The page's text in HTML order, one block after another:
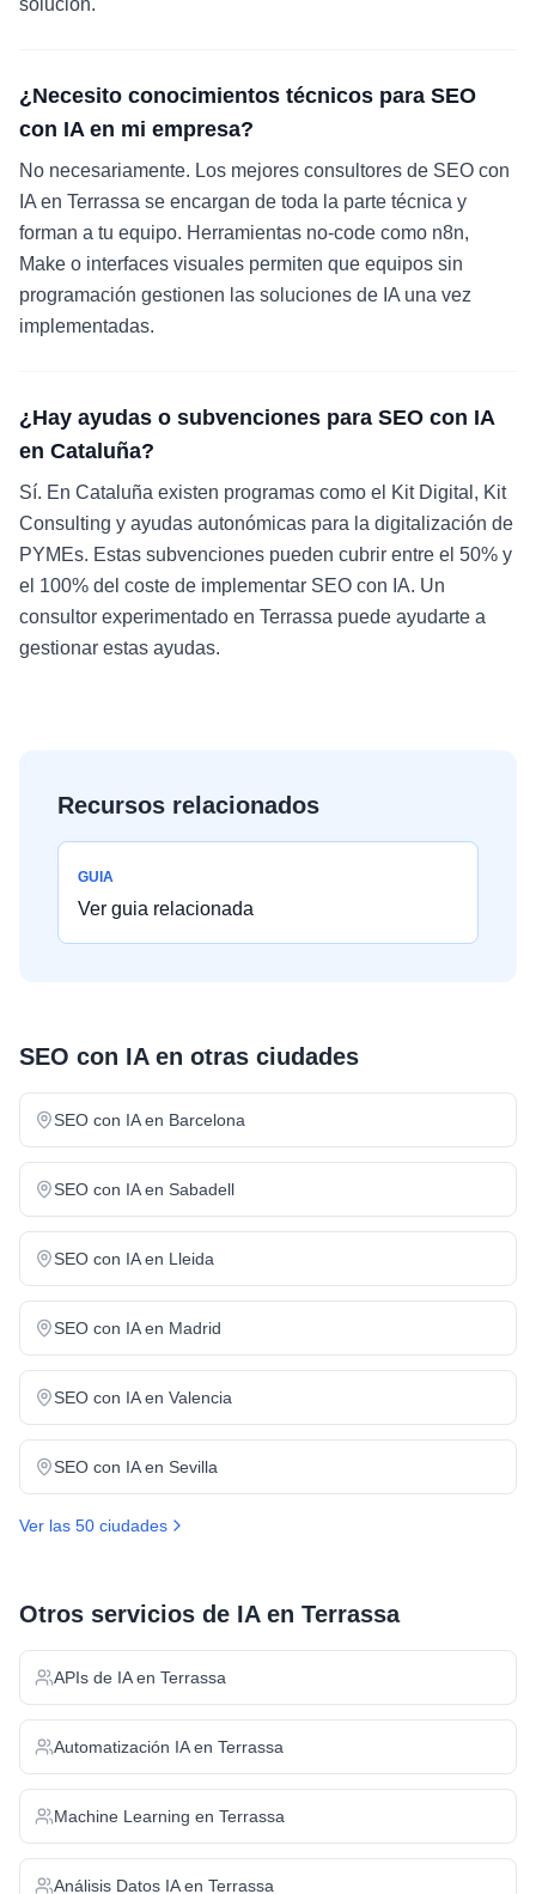
solución.
¿Necesito conocimientos técnicos para SEO
con IA en mi empresa?
No necesariamente. Los mejores consultores de SEO con
IA en Terrassa se encargan de toda la parte técnica y
forman a tu equipo. Herramientas no-code como n8n,
Make o interfaces visuales permiten que equipos sin
programación gestionen las soluciones de IA una vez
implementadas.
¿Hay ayudas o subvenciones para SEO con IA
en Cataluña?
Sí. En Cataluña existen programas como el Kit Digital, Kit
Consulting y ayudas autonómicas para la digitalización de
PYMEs. Estas subvenciones pueden cubrir entre el 50% y
el 100% del coste de implementar SEO con IA. Un
consultor experimentado en Terrassa puede ayudarte a
gestionar estas ayudas.
Recursos relacionados
GUIA
Ver guia relacionada
SEO con IAen otras ciudades
SEO con IAen Barcelona
SEO con IAen Sabadell
SEO con IAen Lleida
SEO con IAen Madrid
SEO con IAen Valencia
SEO con IAen Sevilla
Ver las 50 ciudades
Otros servicios de IA en Terrassa
APIs de IAen Terrassa
Automatización IAen Terrassa
Machine Learning en Terrassa
Análisis Datos IAen Terrassa